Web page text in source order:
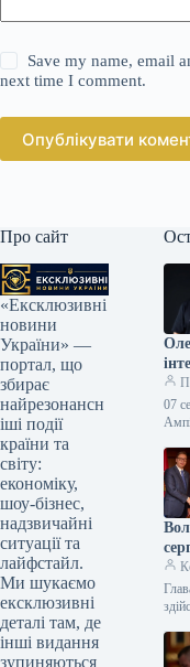
Save my name, email
next time I comment.
Опублікувати
Про сайт
«Ексклюзивні
новини
України» —
портал, що
збирає
найрезонансн
іші події
країни та
світу:
економіку,
шоу-бізнес,
надзвичайні
ситуації та
лайфстайл.
Ми шукаємо
ексклюзивні
деталі там, де
інші видання
зупиняються
07